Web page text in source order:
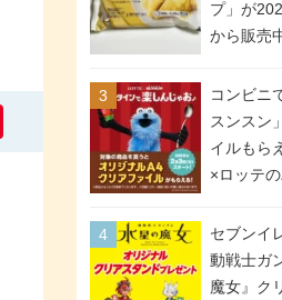
日16:00
間限定で
メリカン
プ」が
から販売
シュガー
ンジアッ
しめる冷
り
コンビニ
スンスン
イルもら
×ロッテ
スタート
ァミマ、
で異なる
セブンイ
動戦士ガ
魔女』ク